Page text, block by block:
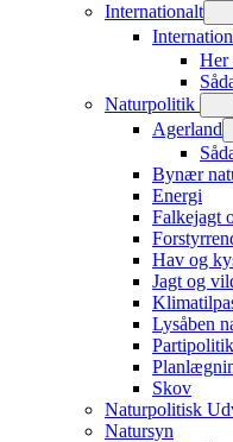
Internationalt
Her
Naturpolitik
Agerland
Bynær
Energi
Falkejagt
Hav og
Jagt og
Lysåben
Partipolitik
Skov
Naturpolitisk
Natursyn